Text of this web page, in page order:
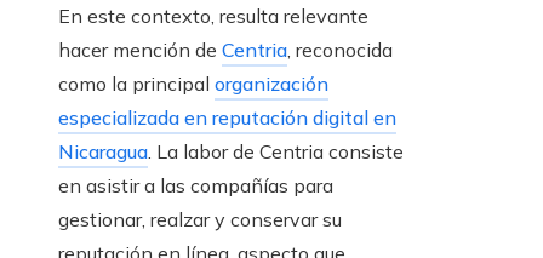
En este contexto, resulta relevante
hacer mención de Centria, reconocida
como la principal organización
especializada en reputación digital en
Nicaragua. La labor de Centria consiste
en asistir a las compañías para
gestionar, realzar y conservar su